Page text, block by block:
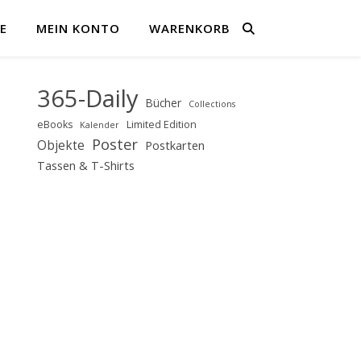
MEIN KONTO WARENKORB
365-Daily Bücher Collections
eBooks Kalender Limited Edition
Objekte Poster Postkarten
Tassen & T-Shirts